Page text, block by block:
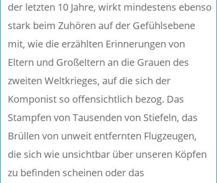
der letzten 10 Jahre, wirkt mindestens ebenso
stark beim Zuhören auf der Gefühlsebene
mit, wie die erzählten Erinnerungen von
Eltern und Großeltern an die Grauen des
zweiten Weltkrieges, auf die sich der
Komponist so offensichtlich bezog. Das
Stampfen von Tausenden von Stiefeln, das
Brüllen von unweit entfernten Flugzeugen,
die sich wie unsichtbar über unseren Köpfen
zu befinden scheinen oder das